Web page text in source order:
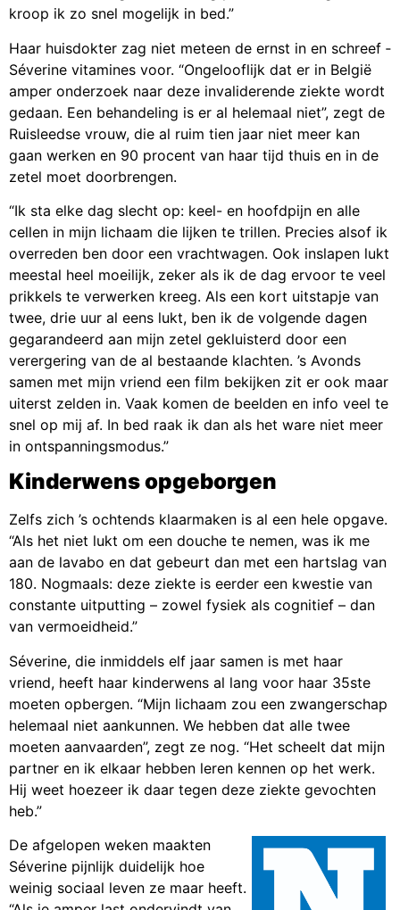
kroop ik zo snel mogelijk in bed.”
Haar huisdokter zag niet meteen de ernst in en schreef ­
Séverine vitamines voor. “Ongelooflijk dat er in België
amper onderzoek naar deze invaliderende ziekte wordt
gedaan. Een behandeling is er al helemaal niet”, zegt de
Ruisleedse vrouw, die al ruim tien jaar niet meer kan
gaan werken en 90 procent van haar tijd thuis en in de
zetel moet doorbrengen.
“Ik sta elke dag slecht op: keel- en hoofdpijn en alle
cellen in mijn lichaam die lijken te trillen. Precies alsof ik
overreden ben door een vrachtwagen. Ook inslapen lukt
meestal heel moeilijk, zeker als ik de dag ervoor te veel
prikkels te verwerken kreeg. Als een kort uitstapje van
twee, drie uur al eens lukt, ben ik de volgende dagen
gegarandeerd aan mijn zetel gekluisterd door een
verergering van de al bestaande klachten. ’s Avonds
samen met mijn vriend een film bekijken zit er ook maar
uiterst zelden in. Vaak komen de beelden en info veel te
snel op mij af. In bed raak ik dan als het ware niet meer
in ontspanningsmodus.”
Kinderwens opgeborgen
Zelfs zich ’s ochtends klaarmaken is al een hele opgave.
“Als het niet lukt om een douche te nemen, was ik me
aan de lavabo en dat gebeurt dan met een hartslag van
180. Nogmaals: deze ziekte is eerder een kwestie van
constante uitputting – zowel fysiek als cognitief – dan
van vermoeidheid.”
Séverine, die inmiddels elf jaar samen is met haar
vriend, heeft haar kinderwens al lang voor haar 35ste
moeten opbergen. “Mijn lichaam zou een zwangerschap
helemaal niet aankunnen. We hebben dat alle twee
moeten aanvaarden”, zegt ze nog. “Het scheelt dat mijn
partner en ik elkaar hebben leren kennen op het werk.
Hij weet hoezeer ik daar tegen deze ziekte gevochten
heb.”
De afgelopen weken maakten
Séverine pijnlijk duidelijk hoe
weinig sociaal leven ze maar heeft.